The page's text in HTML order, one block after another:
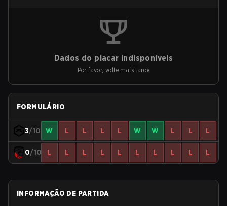
Dados do placar indisponíveis
Por favor, volte mais tarde
FORMULÁRIO
3/10 W L L L L W W L L L
0/10 L L L L L L L L L L
INFORMAÇÃO DE PARTIDA